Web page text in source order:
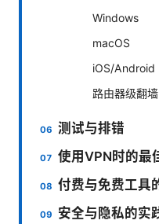
Windows
macOS
iOS/Android
路由器级翻墙
测试与排错
使用VPN时的最
付费与免费工具
安全与隐私的实